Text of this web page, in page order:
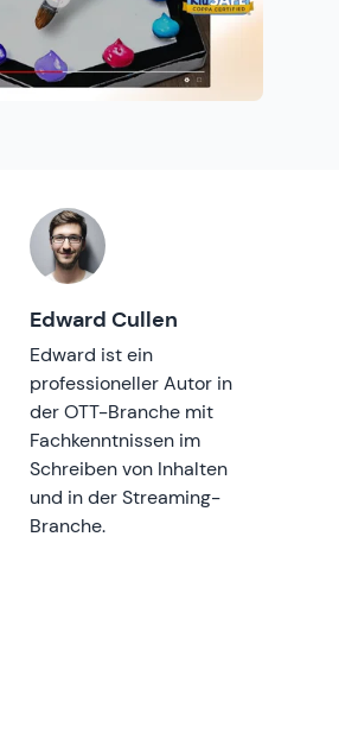
Edward Cullen
Edward ist ein
professioneller Autor in
der OTT-Branche mit
Fachkenntnissen im
Schreiben von Inhalten
und in der Streaming-
Branche.